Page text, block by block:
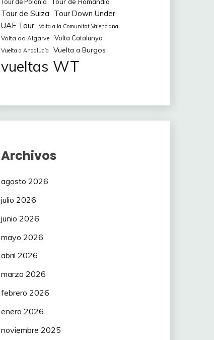
Tour de Polonia
Tour de Suiza Tour Down Under
UAE Tour
Volta a la Comunitat Valenciana
Volta ao Algarve Volta Catalunya
Vuelta a Andalucía Vuelta a Burgos
vueltas WT
Archivos
agosto 2026
julio 2026
junio 2026
mayo 2026
abril 2026
marzo 2026
febrero 2026
enero 2026
noviembre 2025